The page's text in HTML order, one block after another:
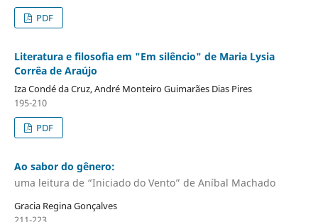
PDF
Literatura e filosofia em "Em silêncio" de Maria Lysia
Corrêa de Araújo
Iza Condé da Cruz, André Monteiro Guimarães Dias Pires
195-210
PDF
Ao sabor do gênero:
uma leitura de “Iniciado do Vento” de Aníbal Machado
Gracia Regina Gonçalves